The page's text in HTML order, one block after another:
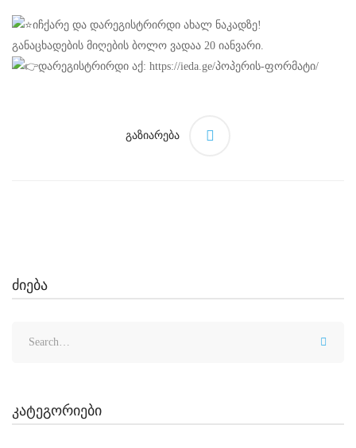
იჩქარე და დარეგისტრირდი ახალ ნაკადზე!
განაცხადების მიღების ბოლო ვადაა 20 იანვარი.
დარეგისტრირდი აქ: https://ieda.ge/პოპერის-ფორმატი/
გაზიარება
ძიება
კატეგორიები